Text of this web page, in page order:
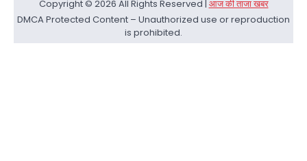
Copyright © 2026 All Rights Reserved | आज की ताजा खबर
DMCA Protected Content – Unauthorized use or reproduction
is prohibited.